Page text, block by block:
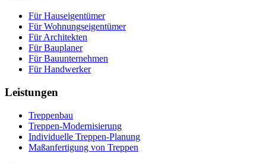
Für Hauseigentümer
Für Wohnungseigentümer
Für Architekten
Für Bauplaner
Für Bauunternehmen
Für Handwerker
Leistungen
Treppenbau
Treppen-Modernisierung
Individuelle Treppen-Planung
Maßanfertigung von Treppen